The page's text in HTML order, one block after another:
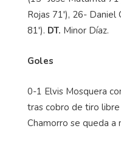
Rojas 71'), 26- Daniel
81'). DT. Minor Díaz.
Goles
0-1 Elvis Mosquera
tras cobro de tiro
Chamorro se queda a